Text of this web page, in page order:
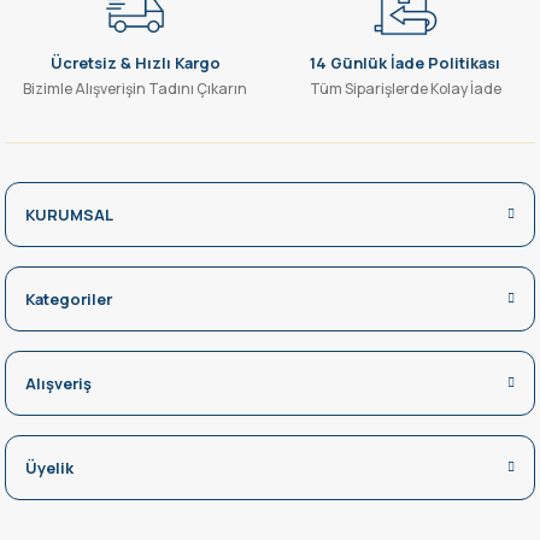
Ücretsiz & Hızlı Kargo
Bizimle Alışverişin Tadını Çıkarın
14 Günlük İade Politikası
Tüm Siparişlerde Kolay İade
KURUMSAL
Kategoriler
Alışveriş
Üyelik